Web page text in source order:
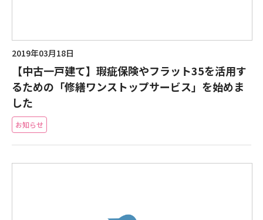
2019年03月18日
【中古一戸建て】瑕疵保険やフラット35を活用す
るための「修繕ワンストップサービス」を始めま
した
お知らせ